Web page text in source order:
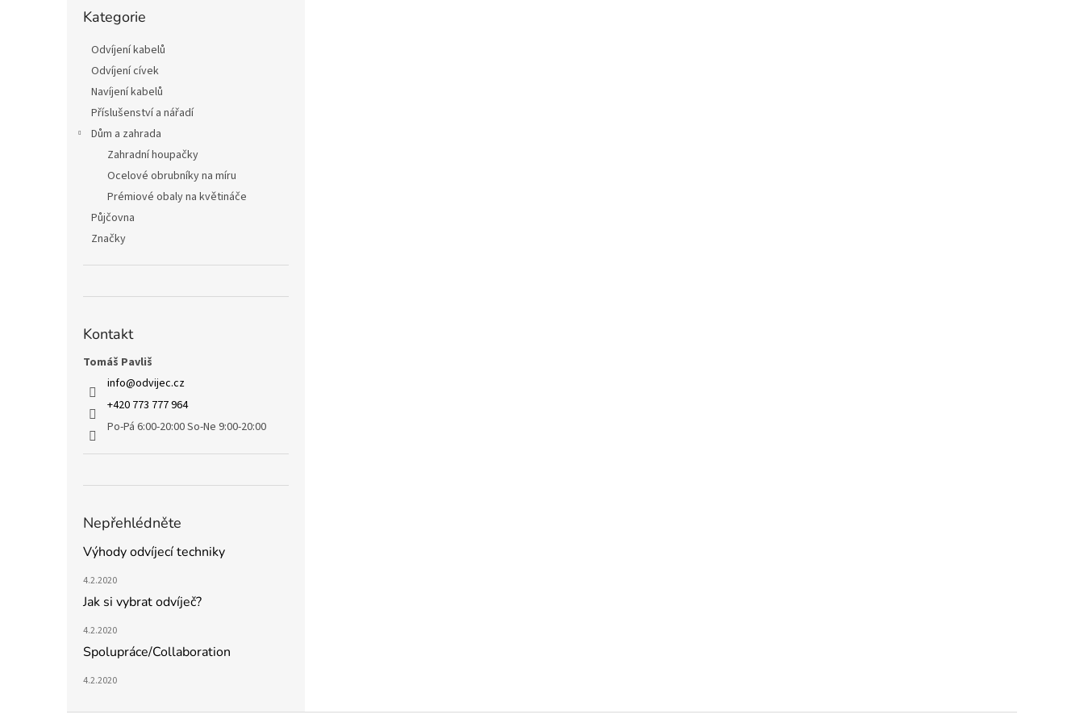
kategorie
Kategorie
Odvíjení kabelů
Odvíjení cívek
Navíjení kabelů
Příslušenství a nářadí
Dům a zahrada
Zahradní houpačky
Ocelové obrubníky na míru
Prémiové obaly na květináče
Půjčovna
Značky
Kontakt
Tomáš Pavliš
info@odvijec.cz
+420 773 777 964
Po-Pá 6:00-20:00 So-Ne 9:00-20:00
Nepřehlédněte
Výhody odvíjecí techniky
4.2.2020
Jak si vybrat odvíječ?
4.2.2020
Spolupráce/Collaboration
4.2.2020